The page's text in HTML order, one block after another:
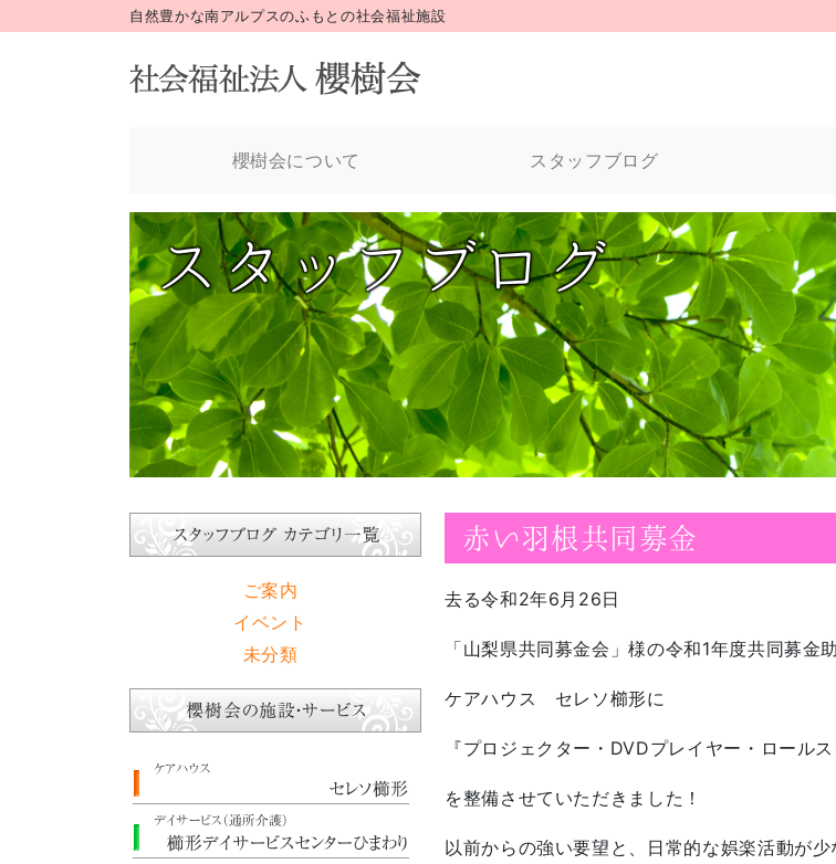
自然豊かな南アルプスのふもとの社会福祉施設
櫻樹会について スタッフブログ
スタッフブログ
赤い羽根共同募金
去る令和2年6月26日
「山梨県共同募金会」様の令和1年度共同募金
ケアハウス セレソ櫛形に
『プロジェクター・DVDプレイヤー・ロールス
を整備させていただきました！
以前からの強い要望と、日常的な娯楽活動が
ご案内
イベント
未分類